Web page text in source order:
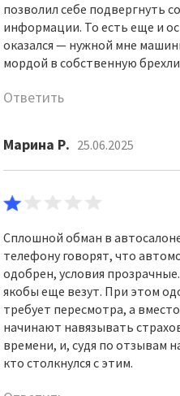
позволил себе подвергнуть
информации. То есть еще и
оказался — нужной мне
мордой в собственную
Ответить
Марина Р. 25.06.2025
Сплошной обман в
телефону говорят, что
одобрен, условия
якобы еще везут. При этом
требует пересмотра, а
начинают навязывать
времени, и, судя по отзывам
кто столкнулся с этим.